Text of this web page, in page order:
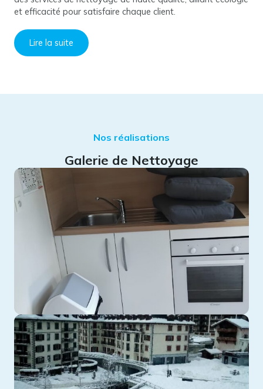
et efficacité pour satisfaire chaque client.
Lire la suite
Nos réalisations
Galerie de Nettoyage